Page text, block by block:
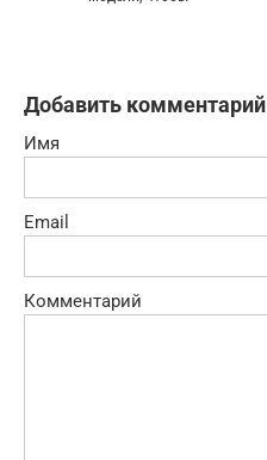
Добавить комментарий
Имя
Email
Комментарий